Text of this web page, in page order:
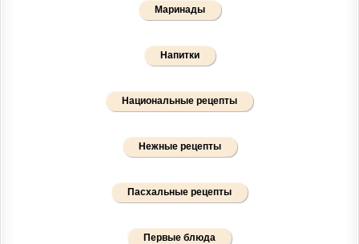
Маринады
Напитки
Национальные рецепты
Нежные рецепты
Пасхальные рецепты
Первые блюда